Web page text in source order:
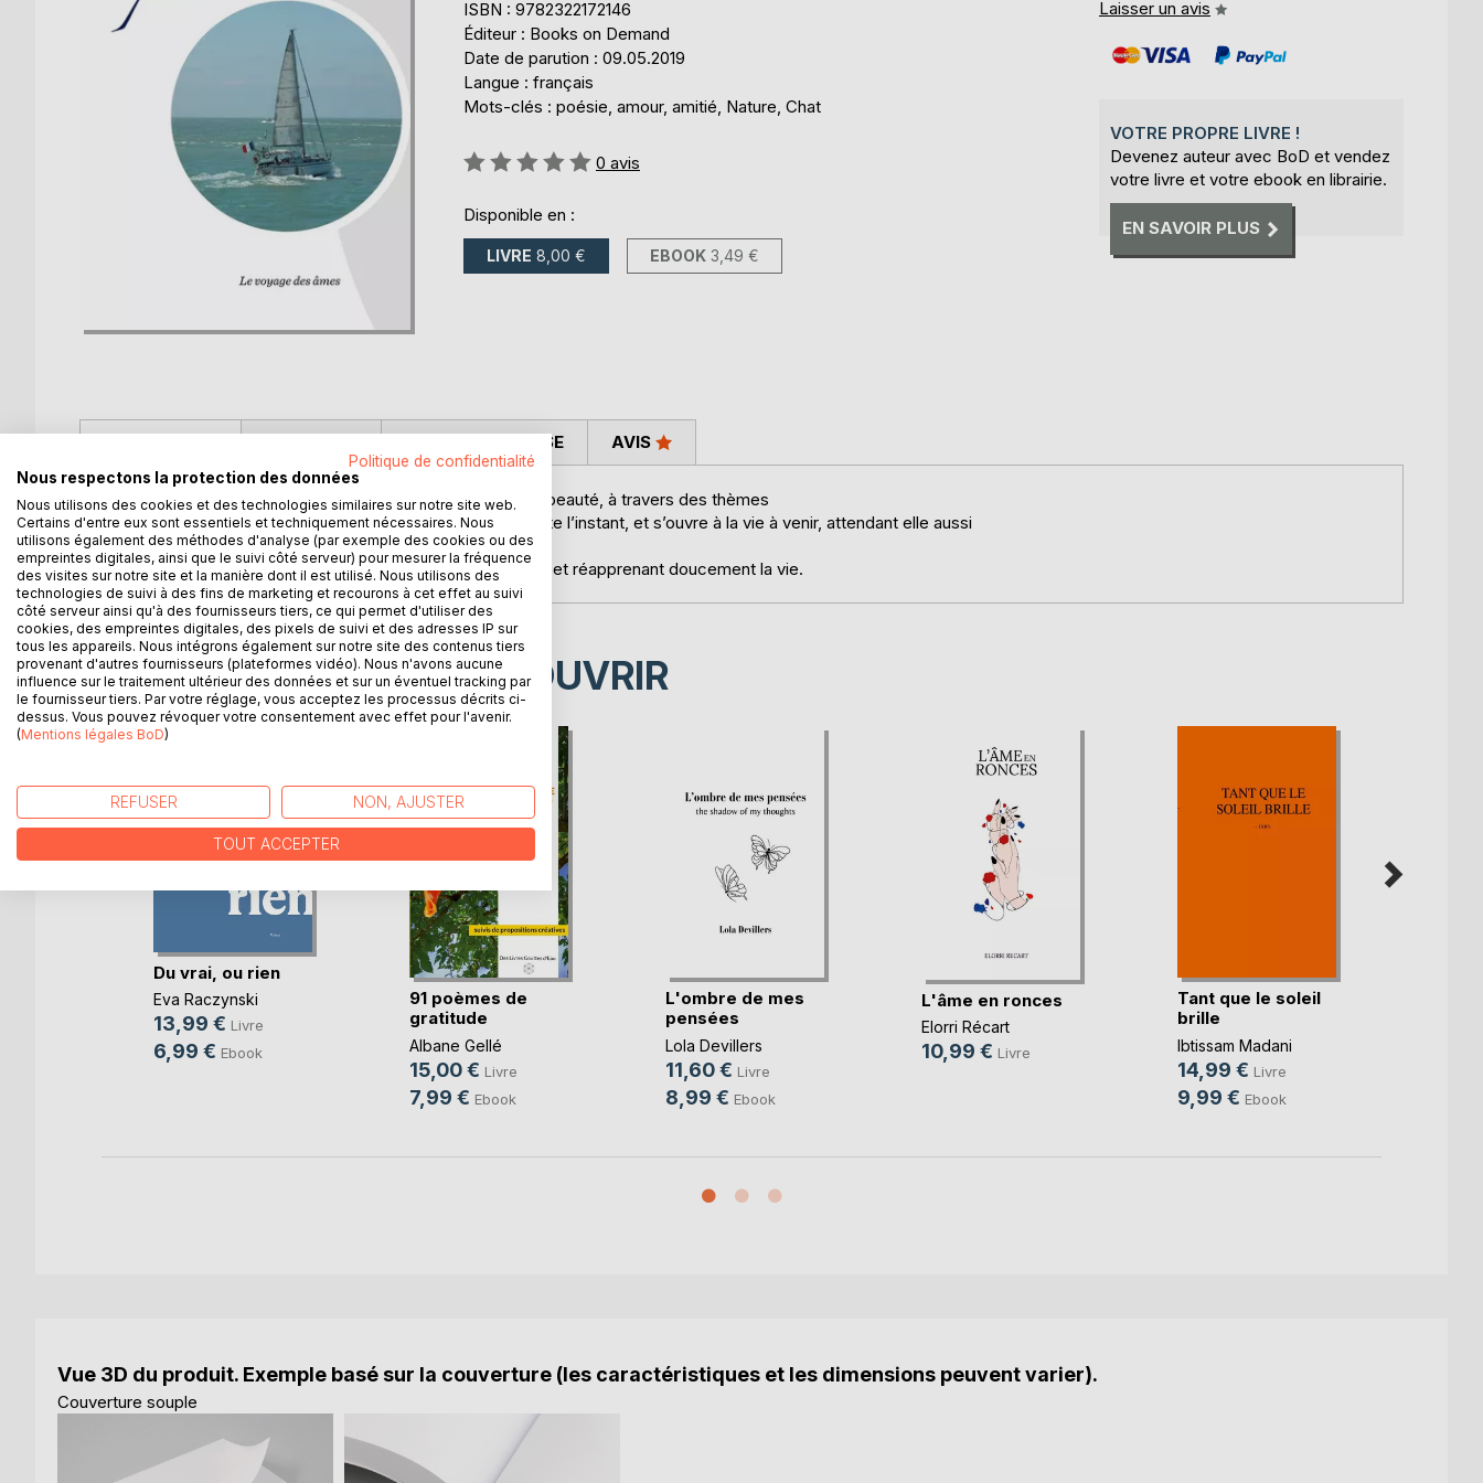
ISBN : 9782322172146
Éditeur : Books on Demand
Date de parution : 09.05.2019
Langue : français
Mots-clés : poésie, amour, amitié, Nature, Chat
Évaluation:
0 avis
Disponible en :
LIVRE 8,00 € EBOOK 3,49 €
Laisser un avis
VOTRE PROPRE LIVRE !
Devenez auteur avec BoD et vendez
votre livre et votre ebook en librairie.
EN SAVOIR PLUS
Ce recueil est une humble recherche de la poésie, de sa beauté, à travers des thèmes
accessibles à tous. La dernière partie, plus diversifiée, fête l’instant, et s’ouvre à la vie à venir, attendant elle aussi
d’être écrite…
Ce livre est à l’intention de Paul, aujourd’hui sorti du coma et réapprenant doucement la vie.
CRITIQUES PRESSE AVIS
D’AUTRES TITRES À DÉCOUVRIR
Du vrai, ou rien
Eva Raczynski
13,99 € Livre
6,99 € Ebook
91 poèmes de
gratitude
Albane Gellé
15,00 € Livre
7,99 € Ebook
L'ombre de mes
pensées
Lola Devillers
11,60 € Livre
8,99 € Ebook
L'âme en ronces
Elorri Récart
10,99 € Livre
Tant que le soleil
brille
Ibtissam Madani
14,99 € Livre
9,99 € Ebook
Vue 3D du produit. Exemple basé sur la couverture (les caractéristiques et les dimensions peuvent varier).
Couverture souple
Politique de confidentialité
Nous respectons la protection des données
Nous utilisons des cookies et des technologies similaires sur notre site web.
Certains d'entre eux sont essentiels et techniquement nécessaires. Nous
utilisons également des méthodes d'analyse (par exemple des cookies ou des
empreintes digitales, ainsi que le suivi côté serveur) pour mesurer la fréquence
des visites sur notre site et la manière dont il est utilisé. Nous utilisons des
technologies de suivi à des fins de marketing et recourons à cet effet au suivi
côté serveur ainsi qu'à des fournisseurs tiers, ce qui permet d'utiliser des
cookies, des empreintes digitales, des pixels de suivi et des adresses IP sur
tous les appareils. Nous intégrons également sur notre site des contenus tiers
provenant d'autres fournisseurs (plateformes vidéo). Nous n'avons aucune
influence sur le traitement ultérieur des données et sur un éventuel tracking par
le fournisseur tiers. Par votre réglage, vous acceptez les processus décrits ci-
dessus. Vous pouvez révoquer votre consentement avec effet pour l'avenir.
(Mentions légales BoD)
REFUSER NON, AJUSTER
TOUT ACCEPTER